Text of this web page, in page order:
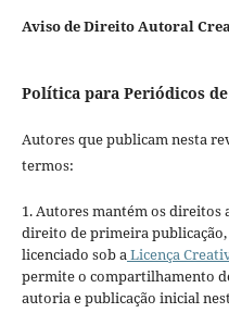
Aviso de Direito Autoral
Política para Periódicos
Autores que publicam nesta
termos:
1. Autores mantém os direitos
direito de primeira
licenciado sob aLicença
permite o compartilhamento
autoria e publicação inicial